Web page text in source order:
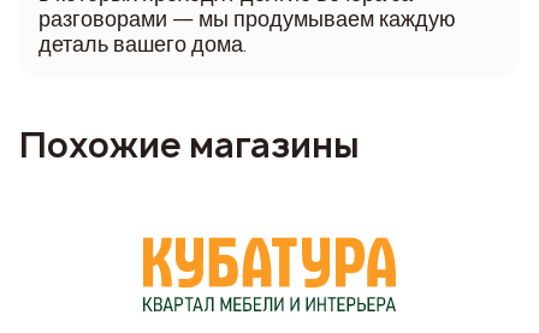
разговорами — мы продумываем каждую
деталь вашего дома.
Похожие магазины